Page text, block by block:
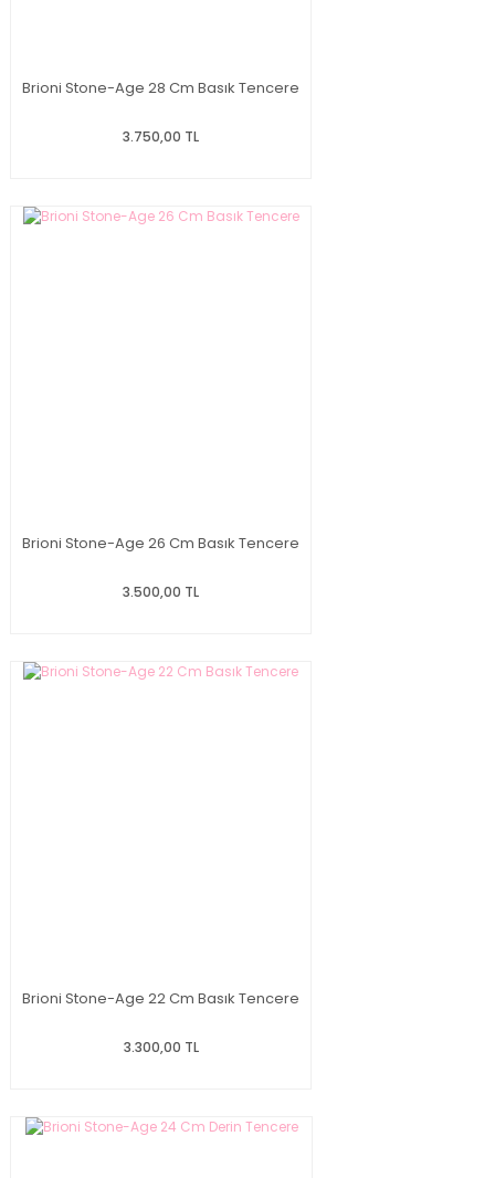
Brioni Stone-Age 28 Cm Basık Tencere
3.750,00 TL
Brioni Stone-Age 26 Cm Basık Tencere
3.500,00 TL
Brioni Stone-Age 22 Cm Basık Tencere
3.300,00 TL